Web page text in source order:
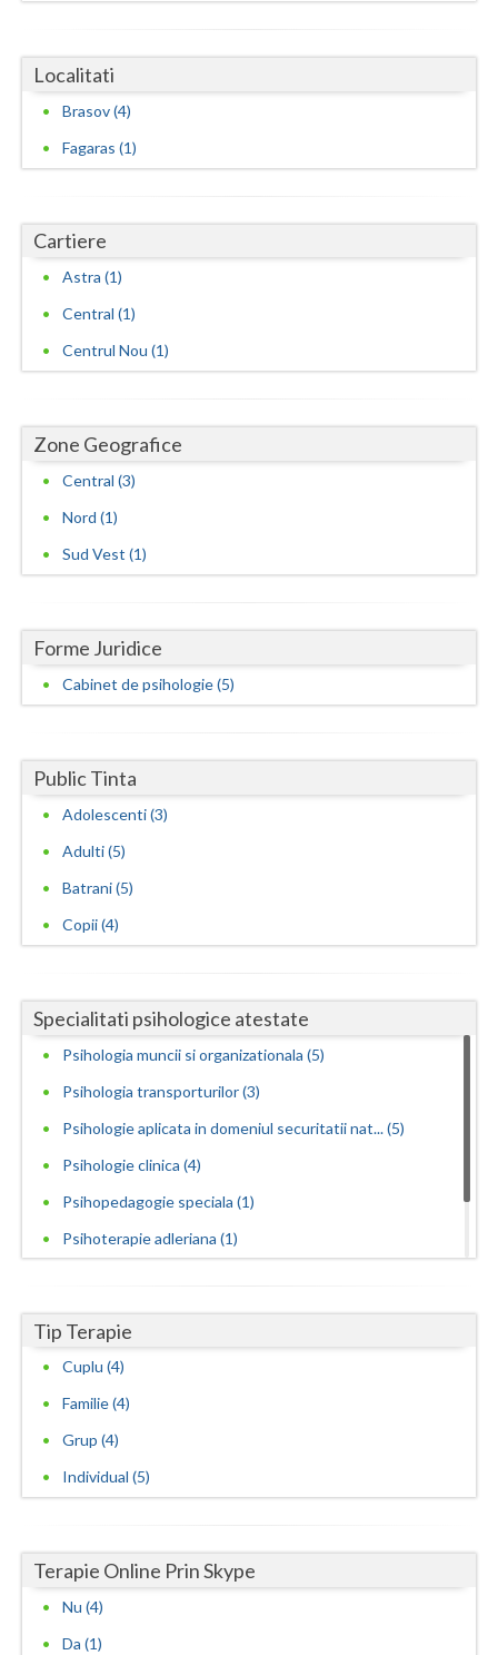
Localitati
Brasov (4)
Fagaras (1)
Cartiere
Astra (1)
Central (1)
Centrul Nou (1)
Zone Geografice
Central (3)
Nord (1)
Sud Vest (1)
Forme Juridice
Cabinet de psihologie (5)
Public Tinta
Adolescenti (3)
Adulti (5)
Batrani (5)
Copii (4)
Specialitati psihologice atestate
Psihologia muncii si organizationala (5)
Psihologia transporturilor (3)
Psihologie aplicata in domeniul securitatii nat... (5)
Psihologie clinica (4)
Psihopedagogie speciala (1)
Psihoterapie adleriana (1)
Psihoterapie sistemica de familie si cuplu (1)
Tip Terapie
Cuplu (4)
Familie (4)
Grup (4)
Individual (5)
Terapie Online Prin Skype
Nu (4)
Da (1)